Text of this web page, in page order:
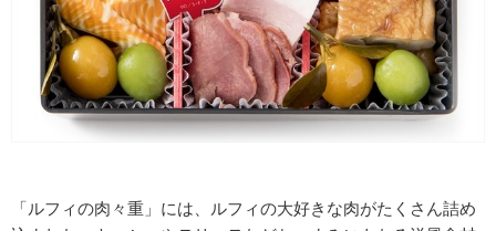
「ルフィの肉々重」には、ルフィの大好きな肉がたくさん詰め